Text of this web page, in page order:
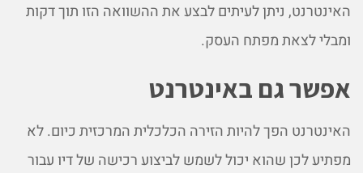
האינטרנט, ניתן לעיתים לבצע את ההשוואה הזו תוך דקות
ומבלי לצאת מפתח העסק.
אפשר גם באינטרנט
האינטרנט הפך להיות הזירה הכלכלית המרכזית כיום. לא
מפתיע לכן שהוא יכול לשמש לביצוע רכישה של דיו עבור